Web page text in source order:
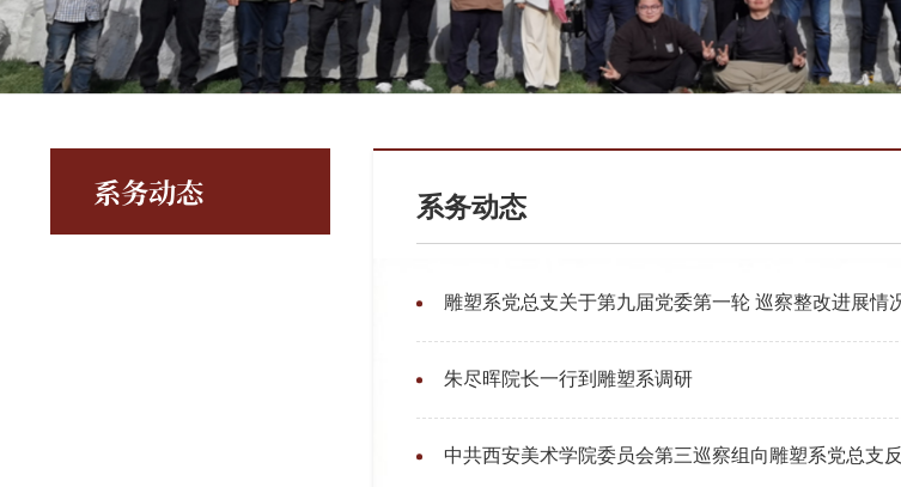
系务动态 系务动态
雕塑系党总支关于第九届党委第一轮 巡察整改进展情
朱尽晖院长一行到雕塑系调研
中共西安美术学院委员会第三巡察组向雕塑系党总支